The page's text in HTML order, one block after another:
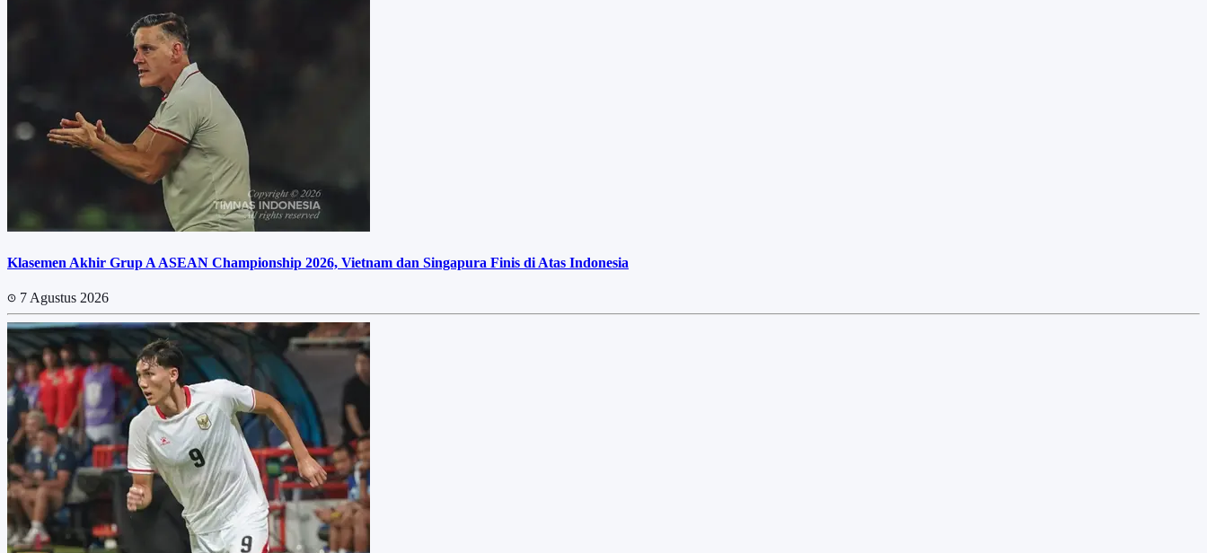
Klasemen Akhir Grup A ASEAN Championship 2026, Vietnam dan Singapura Finis di Atas Indonesia
7 Agustus 2026